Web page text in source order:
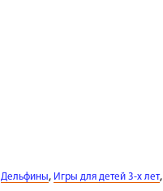
Дельфины, Игры для детей 3-х лет,